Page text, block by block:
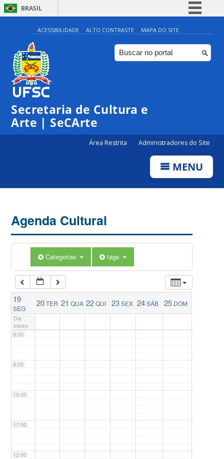
BRASIL
Simplifique!
Comunica BR
Participe
ACESSIBILIDADE ALTO CONTRASTE MAPA DO SITE
Secretaria de Cultura e
Arte | SeCArte
Área Restrita Administradores do Site
MENU
Agenda Cultural
Categorias tags
19
SEG
20TER 21 QUA 22QUI 23SEX 24SÁB 25 DOM
Dia
inteiro
0:00
1:00
5:00
6:00
7:00
8:00
9:00
10:00
11:00
12:00